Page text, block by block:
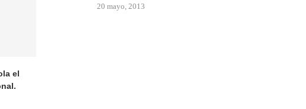
el
20 mayo, 2013